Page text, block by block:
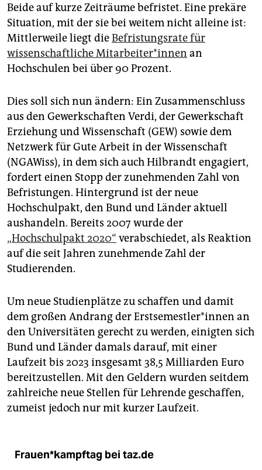
Beide auf kurze Zeiträume befristet. Eine prekäre
Situation, mit der sie bei weitem nicht alleine ist:
Mittlerweile liegt dieBefristungsrate für
wissenschaftliche Mitarbeiter*innen an
Hochschulen bei über 90 Prozent.
Dies soll sich nun ändern: Ein Zusammenschluss
aus den Gewerkschaften Verdi, der Gewerkschaft
Erziehung und Wissenschaft (GEW) sowie dem
Netzwerk für Gute Arbeit in der Wissenschaft
(NGAWiss), in dem sich auch Hilbrandt engagiert,
fordert einen Stopp der zunehmenden Zahl von
Befristungen. Hintergrund ist der neue
Hochschulpakt, den Bund und Länder aktuell
aushandeln. Bereits 2007 wurde der
„Hochschulpakt 2020“ verabschiedet, als Reaktion
auf die seit Jahren zunehmende Zahl der
Studierenden.
Um neue Studienplätze zu schaffen und damit
dem großen Andrang der Erstsemestler*innen an
den Universitäten gerecht zu werden, einigten sich
Bund und Länder damals darauf, mit einer
Laufzeit bis 2023 insgesamt 38,5 Milliarden Euro
bereitzustellen. Mit den Geldern wurden seitdem
zahlreiche neue Stellen für Lehrende geschaffen,
zumeist jedoch nur mit kurzer Laufzeit.
Frauen*kampftag bei taz.de